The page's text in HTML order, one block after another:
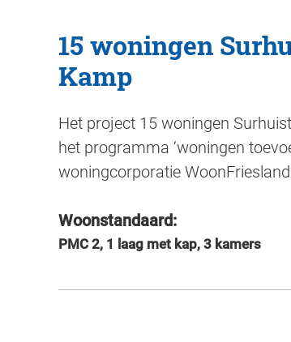
15 woningen
Kamp
Het project 15 woningen
het programma ‘woningen
woningcorporatie
Woonstandaard:
PMC 2, 1 laag met kap, 3 kamers